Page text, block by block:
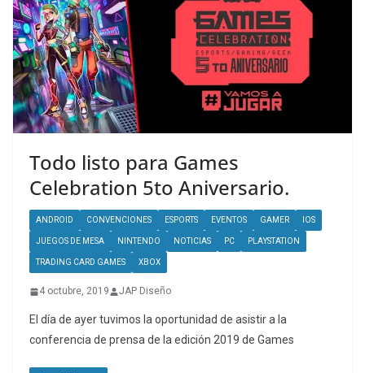
Todo listo para Games
Celebration 5to Aniversario.
ANDROID CONVENCIONES ESPORTS EVENTOS GAMER IOS
JUEGOS DE MESA NINTENDO NOTICIAS PC PLAYSTATION
TRADING CARD GAMES XBOX
4 octubre, 2019 JAP Diseño
El día de ayer tuvimos la oportunidad de asistir a la
conferencia de prensa de la edición 2019 de Games